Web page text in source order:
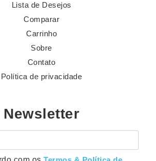
Lista de Desejos
Comparar
Carrinho
Sobre
Contato
Política de privacidade
Newsletter